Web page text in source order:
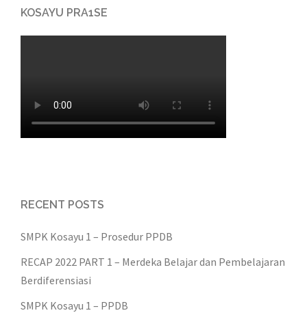
KOSAYU PRA1SE
RECENT POSTS
SMPK Kosayu 1 – Prosedur PPDB
RECAP 2022 PART 1 – Merdeka Belajar dan Pembelajaran
Berdiferensiasi
SMPK Kosayu 1 – PPDB